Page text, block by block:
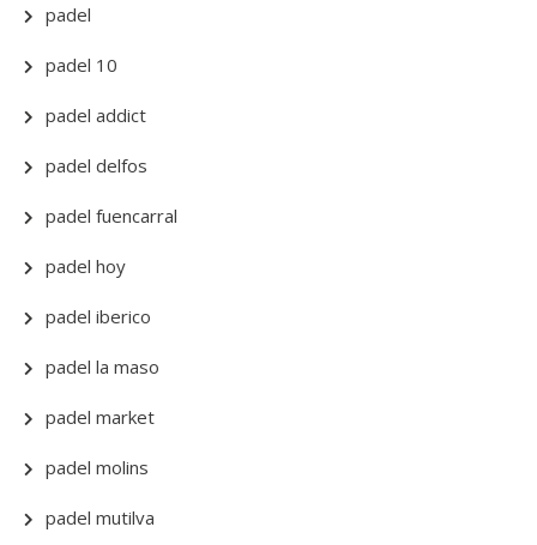
padel
padel 10
padel addict
padel delfos
padel fuencarral
padel hoy
padel iberico
padel la maso
padel market
padel molins
padel mutilva